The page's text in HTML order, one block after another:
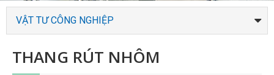
VẬT TƯ CÔNG NGHIỆP
THANG RÚT NHÔM